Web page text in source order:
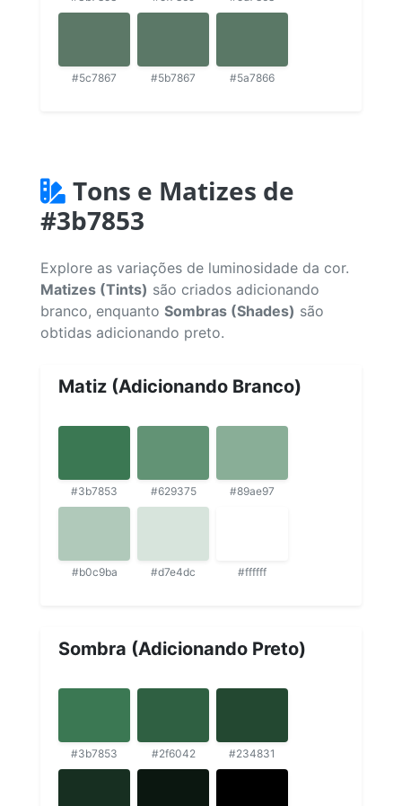
#5c7867 #5b7867 #5a7866
Tons e Matizes de
#3b7853
Explore as variações de luminosidade da cor.
Matizes (Tints) são criados adicionando
branco, enquanto Sombras (Shades) são
obtidas adicionando preto.
Matiz (Adicionando Branco)
#3b7853 #629375 #89ae97
#b0c9ba #d7e4dc #ffffff
Sombra (Adicionando Preto)
#3b7853 #2f6042 #234831